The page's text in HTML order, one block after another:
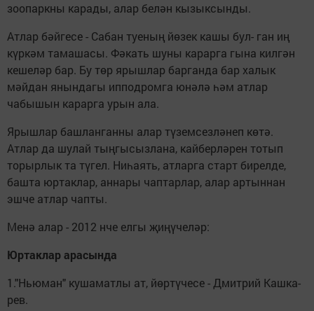
зоопаркны карады, алар белән кызыксынды.
Атлар бәйгесе - Сабан туеның йөзек кашы бул- ган иң
күркәм тамаша­сы. Фәкать шуны карарга гына килгән
кешеләр бар. Бу төр ярышлар барганда бар халык
мәйдан янындагы ипподромга юнәлә һәм атлар
чабышын ка­рарга урын ала.
Ярышлар башланганны алар түземсезләнеп көтә.
Атлар да шулай тыңгысызлана, кайберләрен тотып
торырлык та түгел. Ниһаять, атларга старт бирелде,
башта юртак­лар, аннары чаптарлар, алар артыннан
эшче атлар чапты.
Менә алар - 2012 нче елгы җиңүчеләр:
Юртаклар арасында
1."Ньюман" кушаматлы ат, йөртүчесе - Дмитрий Кашка­
рев.